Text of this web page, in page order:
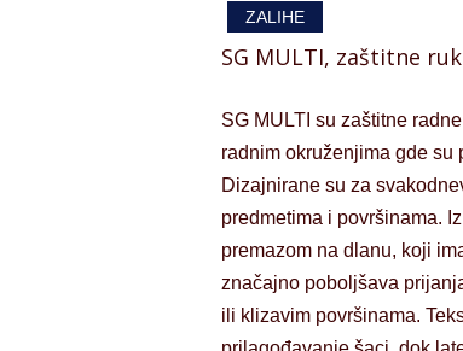
ZALIHE
SG MULTI, zaštitne
SG MULTI su zaštitne
radnim okruženjima gde su
Dizajnirane su za
predmetima i površinama.
premazom na dlanu, koji
značajno poboljšava
ili klizavim površinama.